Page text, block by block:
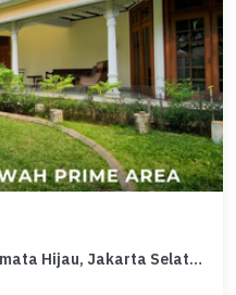
For Sale rumah Eksklusif di Permata Hijau, Jakarta Selatan - LT 956m²